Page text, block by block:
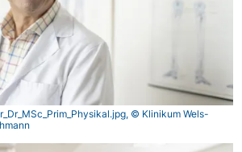
© Klinikum Wels-